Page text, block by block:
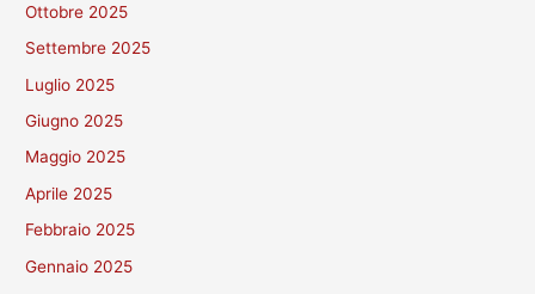
Ottobre 2025
Settembre 2025
Luglio 2025
Giugno 2025
Maggio 2025
Aprile 2025
Febbraio 2025
Gennaio 2025